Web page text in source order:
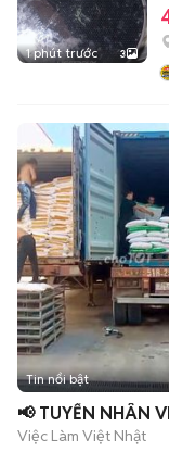
1 phút trước 3
Tin nổi bật
📢 TUYỂN NHÂN
Việc Làm Việt Nhật